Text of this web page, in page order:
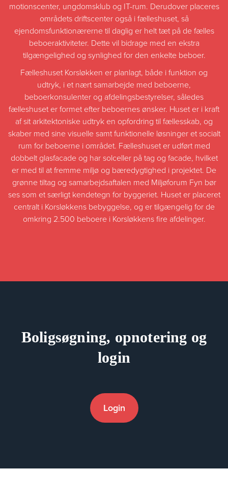
motionscenter, ungdomsklub og IT-rum. Derudover placeres
områdets driftscenter også i fælleshuset, så
ejendomsfunktionærerne til daglig er helt tæt på de fælles
beboeraktiviteter. Dette vil bidrage med en ekstra
tilgængelighed og synlighed for den enkelte beboer.
Fælleshuset Korsløkken er planlagt, både i funktion og
udtryk, i et nært samarbejde med beboerne,
beboerkonsulenter og afdelingsbestyrelser, således
fælleshuset er formet efter beboernes ønsker. Huset er i kraft
af sit arkitektoniske udtryk en opfordring til fællesskab, og
skaber med sine visuelle samt funktionelle løsninger et socialt
rum for beboerne i området. Fælleshuset er udført med
dobbelt glasfacade og har solceller på tag og facade, hvilket
er med til at fremme miljø og bæredygtighed i projektet. De
grønne tiltag og samarbejdsaftalen med Miljøforum Fyn bør
ses som et særligt kendetegn for byggeriet. Huset er placeret
centralt i Korsløkkens bebyggelse, og er tilgængelig for de
omkring 2.500 beboere i Korsløkkens fire afdelinger.
Boligsøgning, opnotering og
login
Login